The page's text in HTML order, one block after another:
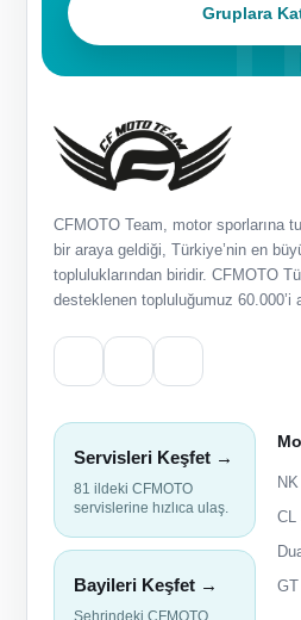
Gruplara
CFMOTO Team, motor sporlarına
bir araya geldiği, Türkiye’nin en
topluluklarından biridir. CFMOTO
desteklenen topluluğumuz 60.000’i
Servisleri Keşfet →
81 ildeki CFMOTO
servislerine hızlıca ulaş.
Bayileri Keşfet →
CL